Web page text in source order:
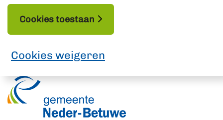
Cookies toestaan
Cookies weigeren